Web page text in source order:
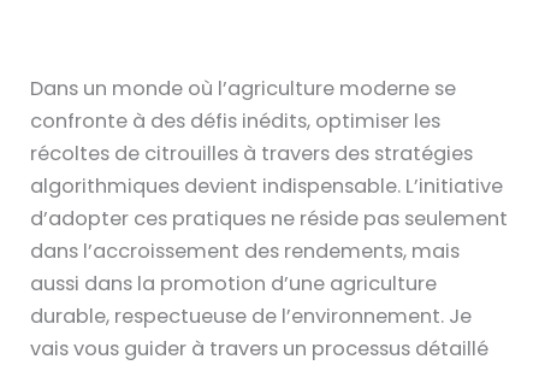
Dans un monde où l’agriculture moderne se
confronte à des défis inédits, optimiser les
récoltes de citrouilles à travers des stratégies
algorithmiques devient indispensable. L’initiative
d’adopter ces pratiques ne réside pas seulement
dans l’accroissement des rendements, mais
aussi dans la promotion d’une agriculture
durable, respectueuse de l’environnement. Je
vais vous guider à travers un processus détaillé